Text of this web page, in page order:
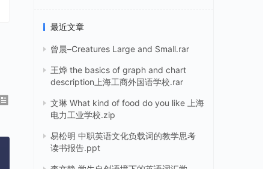
最近文章
曾晨–Creatures Large and Small.rar
王烨 the basics of graph and chart
description上海工商外国语学校.rar
文琳 What kind of food do you like 上海
电力工业学校.zip
易松明 中职英语文化负载词的教学思考
读书报告.ppt